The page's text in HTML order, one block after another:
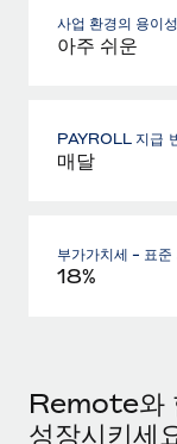
사업 환경의 용이성
아주 쉬운
PAYROLL 지급
매달
부가가치세 - 표준
18%
Remote와
성장시키세